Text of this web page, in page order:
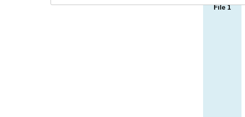
File 1